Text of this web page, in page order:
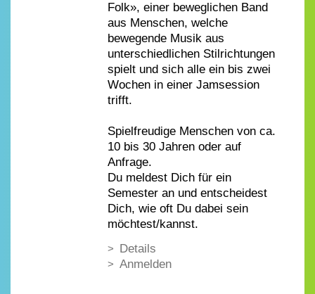
Folk», einer beweglichen Band
aus Menschen, welche
bewegende Musik aus
unterschiedlichen Stilrichtungen
spielt und sich alle ein bis zwei
Wochen in einer Jamsession
trifft.
Spielfreudige Menschen von ca.
10 bis 30 Jahren oder auf
Anfrage.
Du meldest Dich für ein
Semester an und entscheidest
Dich, wie oft Du dabei sein
möchtest/kannst.
Details
Anmelden